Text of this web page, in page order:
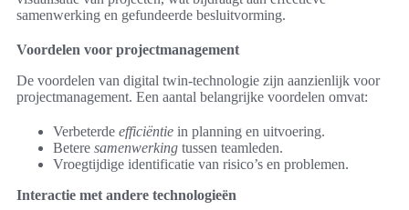
samenwerking en gefundeerde besluitvorming.
Voordelen voor projectmanagement
De voordelen van digital twin-technologie zijn aanzienlijk voor
projectmanagement. Een aantal belangrijke voordelen omvat:
Verbeterde efficiëntie in planning en uitvoering.
Betere samenwerking tussen teamleden.
Vroegtijdige identificatie van risico’s en problemen.
Interactie met andere technologieën